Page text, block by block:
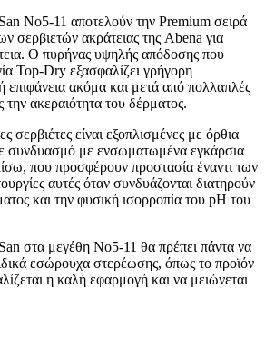
No5-11 αποτελούν την Premium σειρά
σερβιετών ακράτειας της Abena για
Ο πυρήνας υψηλής απόδοσης που
Top-Dry εξασφαλίζει γρήγορη
επιφάνεια ακόμα και μετά από πολλαπλές
την ακεραιότητα του δέρματος.
σερβιέτες είναι εξοπλισμένες με όρθια
συνδυασμό με ενσωματωμένα εγκάρσια
που προσφέρουν προστασία έναντι των
αυτές όταν συνδυάζονται διατηρούν
και την φυσική ισορροπία του pH του
στα μεγέθη Νο5-11 θα πρέπει πάντα να
εσώρουχα στερέωσης, όπως το προϊόν
η καλή εφαρμογή και να μειώνεται